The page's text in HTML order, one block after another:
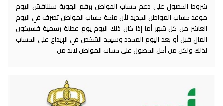
شروط الحصول على دعم حساب المواطن برقم الهوية سنناقش اليوم
موعد حساب المواطن الجديد لأن منحة حساب المواطن تصرف في اليوم
العاشر من كل شهر أما إذا كان ذلك اليوم يوم عطلة رسمية فسيكون
المال قبل أو بعد اليوم المحدد وسيجد الشخص في الإيداع على الحساب
لذلك ولكن من أجل الحصول على حساب المواطن لابد من